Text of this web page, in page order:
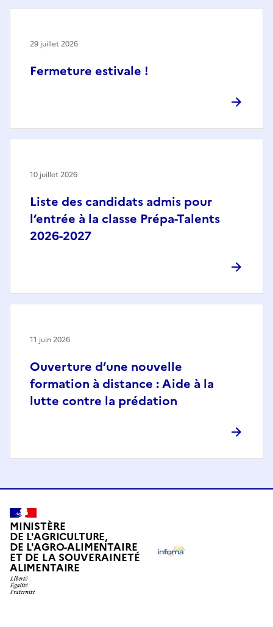
Fermeture estivale !
29 juillet 2026
Liste des candidats admis pour
l’entrée à la classe Prépa-Talents
2026-2027
10 juillet 2026
Ouverture d’une nouvelle
formation à distance : Aide à la
lutte contre la prédation
11 juin 2026
MINISTÈRE
DE L'AGRICULTURE,
DE L'AGRO-ALIMENTAIRE
ET DE LA SOUVERAINETÉ
ALIMENTAIRE